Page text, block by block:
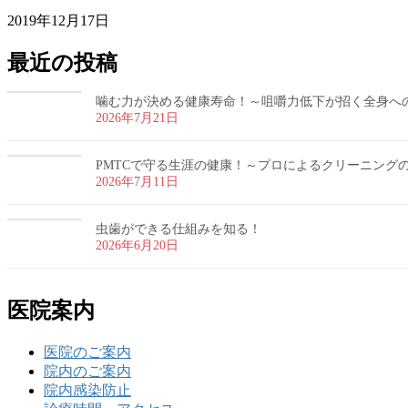
2019年12月17日
最近の投稿
噛む力が決める健康寿命！～咀嚼力低下が招く全身へ
2026年7月21日
PMTCで守る生涯の健康！～プロによるクリーニング
2026年7月11日
虫歯ができる仕組みを知る！
2026年6月20日
医院案内
医院のご案内
院内のご案内
院内感染防止